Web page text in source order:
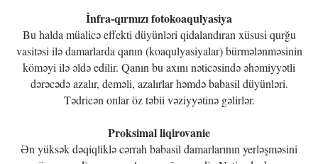
İnfra-qırmızı fotokoaqulyasiya
Bu halda müalicə effekti düyünləri qidalandıran xüsusi qurğu
vasitəsi ilə damarlarda qanın (koaqulyasiyalar) bürmələnməsinin
köməyi ilə əldə edilir. Qanın bu axını nəticəsində əhəmiyyətli
dərəcədə azalır, deməli, azalırlar həmdə babasil düyünləri.
Tədricən onlar öz təbii vəziyyətinə gəlirlər.
Proksimal liqirovanie
Ən yüksək dəqiqliklə cərrah babasil damarlarının yerləşməsini